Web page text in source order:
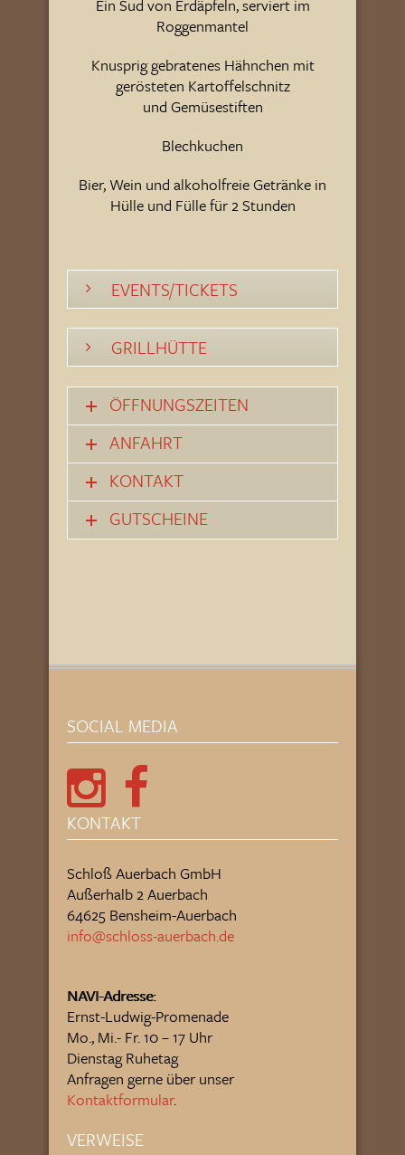
Ein Sud von Erdäpfeln, serviert im
Roggenmantel
Knusprig gebratenes Hähnchen mit
gerösteten Kartoffelschnitz
und Gemüsestiften
Blechkuchen
Bier, Wein und alkoholfreie Getränke in
Hülle und Fülle für 2 Stunden
EVENTS/TICKETS
GRILLHÜTTE
ÖFFNUNGSZEITEN
ANFAHRT
KONTAKT
GUTSCHEINE
SOCIAL MEDIA
KONTAKT
Schloß Auerbach GmbH
Außerhalb 2 Auerbach
64625 Bensheim-Auerbach
info@schloss-auerbach.de
NAVI-Adresse:
Ernst-Ludwig-Promenade
Mo., Mi.- Fr. 10 – 17 Uhr
Dienstag Ruhetag
Anfragen gerne über unser
Kontaktformular.
VERWEISE